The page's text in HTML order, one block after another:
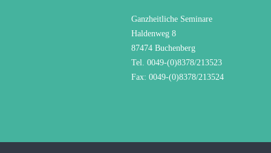
Ganzheitliche Seminare
Haldenweg 8
87474 Buchenberg
Tel. 0049-(0)8378/213523
Fax: 0049-(0)8378/213524